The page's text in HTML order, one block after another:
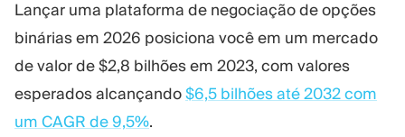
Lançar uma plataforma de negociação de opções
binárias em 2026 posiciona você em um mercado
de valor de $2,8 bilhões em 2023, com valores
esperados alcançando$6,5 bilhões até 2032 com
um CAGR de 9,5%.
Plataforma Trading Administração
RECURSOS
Guia de marketing
Blog
MAIS
Sobre nós